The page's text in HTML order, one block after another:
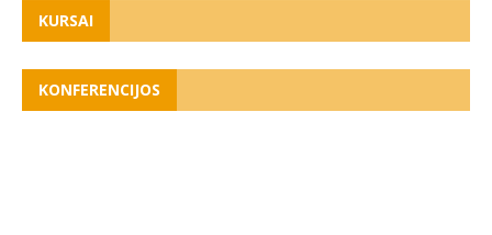
KURSAI
KONFERENCIJOS